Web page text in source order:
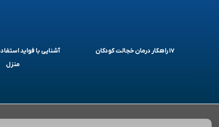
۱۷ راهکار درمان خجالت کودکان
آشنایی با فواید
منزل